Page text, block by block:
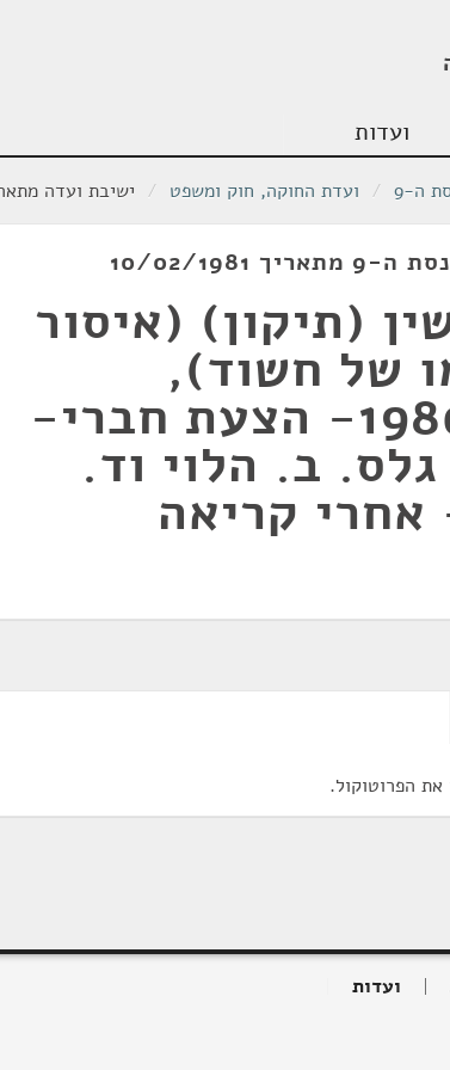
ועדות
ה-9 / ועדת החוקה, חוק ומשפט / ישיבת ועדה מתאריך 10/02/
10/02/1981
(תיקון) (איסור
של חשוד),
התש"ם-1980- הצעת חברי-
ב. הלוי וד.
אחרי קריאה
את הפרוטוקול.
ועדות